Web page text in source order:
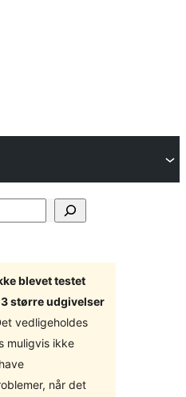
blevet testet
større udgivelser
vedligeholdes
muligvis ikke
når det